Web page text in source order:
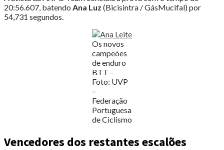
20:56.607, batendo Ana Luz (Bicisintra / GásMucifal) por
54,731 segundos.
Os novos
campeões
de enduro
BTT –
Foto: UVP
–
Federação
Portuguesa
de Ciclismo
Vencedores dos restantes escalões